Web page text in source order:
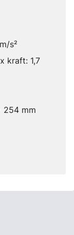
s²
kraft: 1,7
254 mm